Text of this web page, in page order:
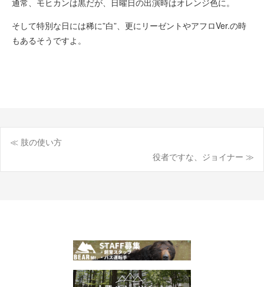
そして特別な日には稀に”白”、更にリーゼントやアフロVer.の時
もあるそうですよ。
投
≪ 肢の使い方
役者ですな、ジョイナー ≫